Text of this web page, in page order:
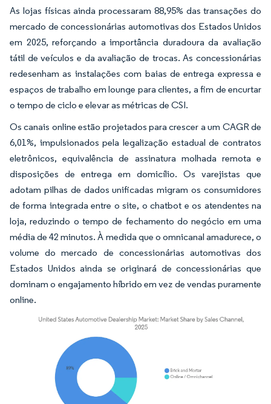
As lojas físicas ainda processaram 88,95% das transações do
mercado de concessionárias automotivas dos Estados Unidos
em 2025, reforçando a importância duradoura da avaliação
tátil de veículos e da avaliação de trocas. As concessionárias
redesenham as instalações com baias de entrega expressa e
espaços de trabalho em lounge para clientes, a fim de encurtar
o tempo de ciclo e elevar as métricas de CSI.
Os canais online estão projetados para crescer a um CAGR de
6,01%, impulsionados pela legalização estadual de contratos
eletrônicos, equivalência de assinatura molhada remota e
disposições de entrega em domicílio. Os varejistas que
adotam pilhas de dados unificadas migram os consumidores
de forma integrada entre o site, o chatbot e os atendentes na
loja, reduzindo o tempo de fechamento do negócio em uma
média de 42 minutos. À medida que o omnicanal amadurece, o
volume do mercado de concessionárias automotivas dos
Estados Unidos ainda se originará de concessionárias que
dominam o engajamento híbrido em vez de vendas puramente
online.